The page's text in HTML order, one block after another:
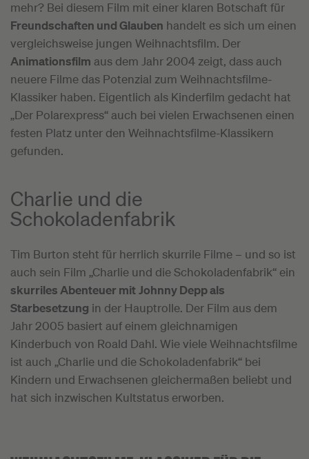
mehr? Bei diesem Film mit einer klaren Botschaft für
Freundschaften und Glauben handelt es sich um einen
vergleichsweise jungen Weihnachtsfilm. Der
Animationsfilm aus dem Jahr 2004 zeigt, dass auch
neuere Filme das Potenzial zum Weihnachtsfilme-
Klassiker haben. Eigentlich als Kinderfilm gedacht hat
„Der Polarexpress“ auch bei vielen Erwachsenen einen
festen Platz unter den Weihnachtsfilme-Klassikern
gefunden.
Charlie und die
Schokoladenfabrik
Tim Burton steht für herrlich skurrile Filme – und so ist
auch sein Film „Charlie und die Schokoladenfabrik“ ein
skurriles Abenteuer mitJohnny Depp als
Starbesetzung in der Hauptrolle. Der Film aus dem
Jahr 2005 basiert auf einem gleichnamigen
Kinderbuch von Roald Dahl. Wie viele Weihnachtsfilme
ist auch „Charlie und die Schokoladenfabrik“ bei
Kindern und Erwachsenen gleichermaßen beliebt und
hat sich inzwischen Kultstatus erworben.